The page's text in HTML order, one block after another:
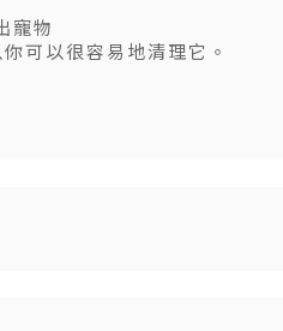
寵物
可以很容易地清理它。